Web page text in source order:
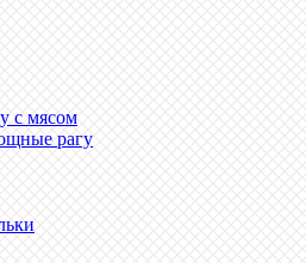
с мясом
рагу